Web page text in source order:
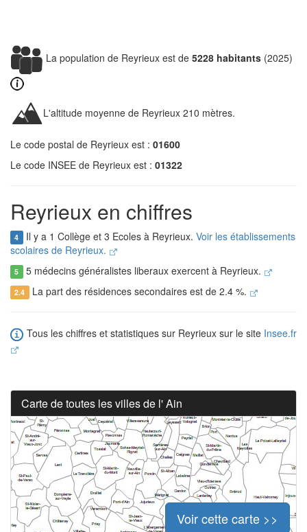
La population de Reyrieux est de 5228 habitants (2025)
L'altitude moyenne de Reyrieux 210 mètres.
Le code postal de Reyrieux est : 01600
Le code INSEE de Reyrieux est : 01322
Reyrieux en chiffres
4 Il y a 1 Collège et 3 Ecoles à Reyrieux. Voir les établissements
scolaires de Reyrieux.
5 5 médecins généralistes liberaux exercent à Reyrieux.
2.4 La part des résidences secondaires est de 2.4 %.
Tous les chiffres et statistiques sur Reyrieux sur le site Insee.fr
Carte de toutes les villes de l' Ain
Voir cette carte >>